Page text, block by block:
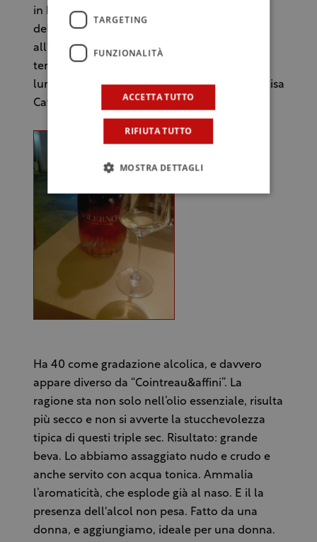
in blending, l’estrazione degli oli essenziali
delle arancia sanguinella”. In totale, fino
all'imbottigliamento, il processo richiede un
tempo di 50 giorni. “Un periodo abbastanza
lungo per un distillato non invecchiato”, precisa
Catucci.
Ha 40 come gradazione alcolica, e davvero
appare diverso da “Cointreau&affini”. La
ragione sta non solo nell’olio essenziale, risulta
più secco e non si avverte la stucchevolezza
tipica di questi triple sec. Risultato: grande
beva. Lo abbiamo assaggiato nudo e crudo e
anche servito con acqua tonica. Ammalia
l’aromaticità, che esplode già al naso. E il la
presenza dell'alcol non pesa. Fatto da una
donna, e aggiungiamo, ideale per una donna.
TARGETING
FUNZIONALITÀ
ACCETTA TUTTO
RIFIUTA TUTTO
MOSTRA DETTAGLI